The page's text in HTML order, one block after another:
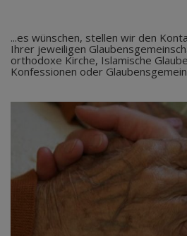
...es wünschen, stellen wir den
Ihrer jeweiligen
orthodoxe Kirche, Islamische
Konfessionen oder